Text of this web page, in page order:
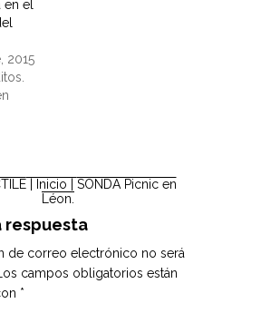
en el
2015
| Inicio | SONDA Picnic en
Léon.
respuesta
de correo electrónico no será
Los campos obligatorios están
*